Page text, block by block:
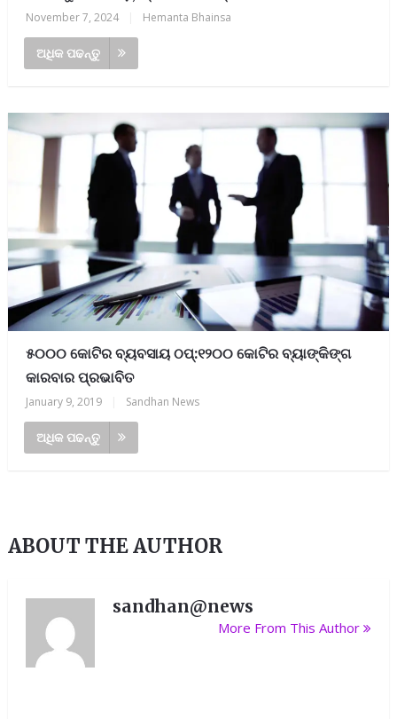
November 7, 2024 Hemanta Bhainsa
ଅଧିକ ପଢନ୍ତୁ
୫୦୦୦ କୋଟିର ବ୍ୟବସାୟ ଠପ୍:୧୨୦୦ କୋଟିର ବ୍ୟାଙ୍କିଙ୍ଗ
କାରବାର ପ୍ରଭାବିତ
January 9, 2019 Sandhan News
ଅଧିକ ପଢନ୍ତୁ
ABOUT THE AUTHOR
sandhan@news
More From This Author